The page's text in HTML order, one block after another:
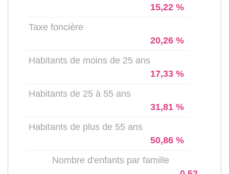
15,22 %
Taxe foncière
20,26 %
Habitants de moins de 25 ans
17,33 %
Habitants de 25 à 55 ans
31,81 %
Habitants de plus de 55 ans
50,86 %
Nombre d'enfants par famille